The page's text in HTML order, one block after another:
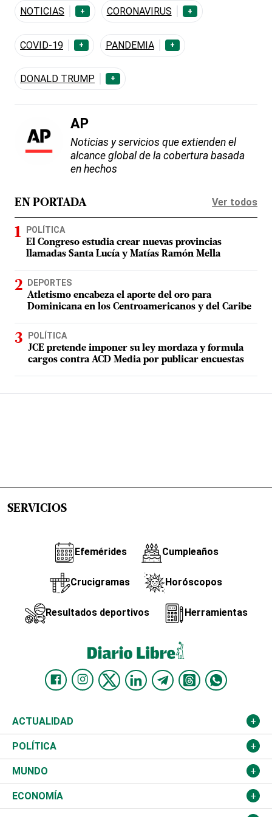
NOTICIAS + CORONAVIRUS +
COVID-19 + PANDEMIA +
DONALD TRUMP +
AP
Noticias y servicios que extienden el
alcance global de la cobertura basada
en hechos
EN PORTADA Ver todos
POLÍTICA
El Congreso estudia crear nuevas provincias
llamadas Santa Lucía y Matías Ramón Mella
DEPORTES
Atletismo encabeza el aporte del oro para
Dominicana en los Centroamericanos y del Caribe
POLÍTICA
JCE pretende imponer su ley mordaza y formula
cargos contra ACD Media por publicar encuestas
SERVICIOS
Efemérides Cumpleaños
Crucigramas Horóscopos
Resultados deportivos Herramientas
ACTUALIDAD
Nacional
Ciudad
Educación
POLÍTICA
Partidos
JCE
MUNDO
Estados Unidos
ECONOMÍA